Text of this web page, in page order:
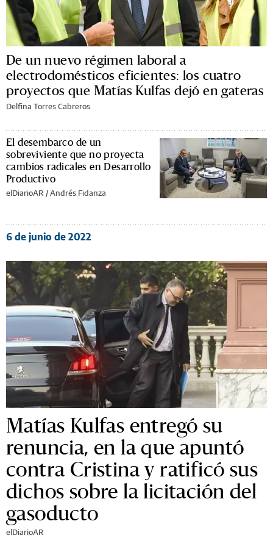
De un nuevo régimen laboral a
electrodomésticos eficientes: los cuatro
proyectos que Matías Kulfas dejó en gateras
Delfina Torres Cabreros
El desembarco de un
sobreviviente que no proyecta
cambios radicales en Desarrollo
Productivo
elDiarioAR /Andrés Fidanza
6 de junio de 2022
Matías Kulfas entregó su
renuncia, en la que apuntó
contra Cristina y ratificó sus
dichos sobre la licitación del
gasoducto
elDiarioAR